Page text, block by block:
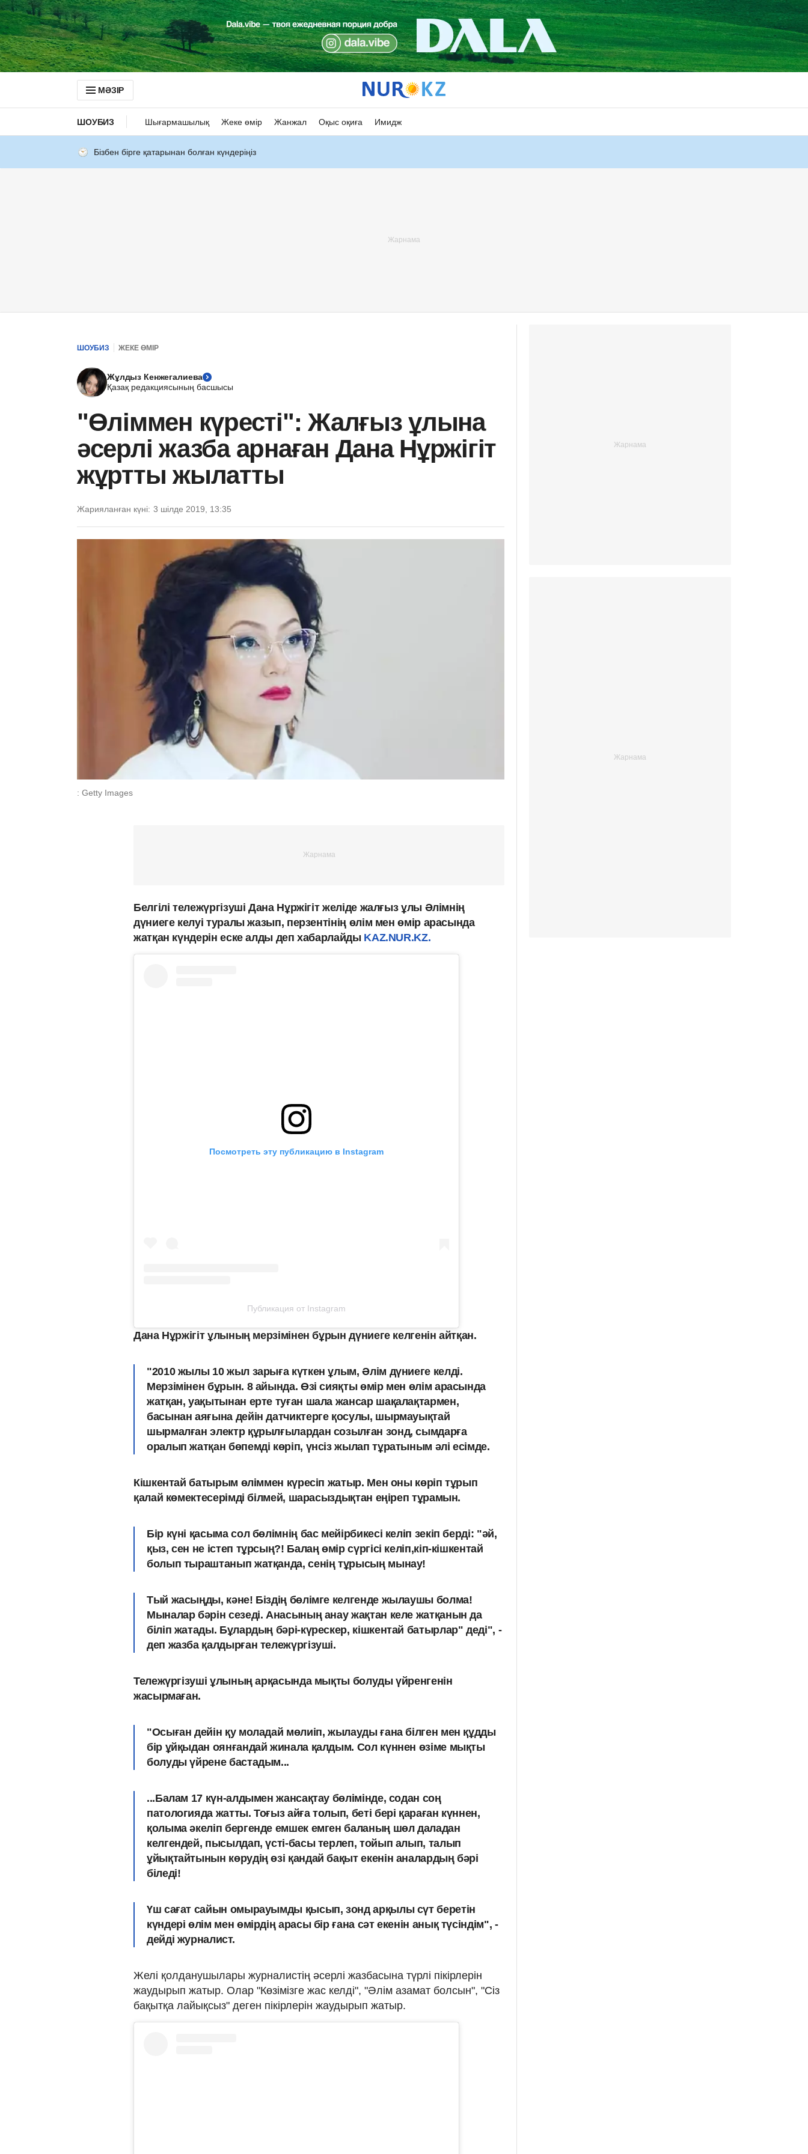
МӘЗІР
ШОУБИЗ Шығармашылық Жеке өмір Жанжал Оқыс оқиға Имидж
Бізбен бірге қатарынан болған күндеріңіз
ШОУБИЗ ЖЕКЕ ӨМІР
Жұлдыз Кенжегалиева
Қазақ редакциясының басшысы
"Өліммен күресті": Жалғыз ұлына
әсерлі жазба арнаған Дана Нұржігіт
жұртты жылатты
Жарияланған күні: 3 шілде 2019, 13:35
: Getty Images
Белгілі тележүргізуші Дана Нұржігіт желіде жалғыз ұлы Әлімнің
дүниеге келуі туралы жазып, перзентінің өлім мен өмір арасында
жатқан күндерін еске алды деп хабарлайды KAZ.NUR.KZ.
Посмотреть эту публикацию в Instagram
Публикация от Instagram
Дана Нұржігіт ұлының мерзімінен бұрын дүниеге келгенін айтқан.
"2010 жылы 10 жыл зарыға күткен ұлым, Әлім дүниеге келді.
Мерзімінен бұрын. 8 айында. Өзі сияқты өмір мен өлім арасында
жатқан, уақытынан ерте туған шала жансар шақалақтармен,
басынан аяғына дейін датчиктерге қосулы, шырмауықтай
шырмалған электр құрылғылардан созылған зонд, сымдарға
оралып жатқан бөпемді көріп, үнсіз жылап тұратыным әлі есімде.
Кішкентай батырым өліммен күресіп жатыр. Мен оны көріп тұрып
қалай көмектесерімді білмей, шарасыздықтан еңіреп тұрамын.
Бір күні қасыма сол бөлімнің бас мейірбикесі келіп зекіп берді: "әй,
қыз, сен не істеп тұрсың?! Балаң өмір сүргісі келіп,кіп-кішкентай
болып тыраштанып жатқанда, сенің тұрысың мынау!
Тый жасыңды, кәне! Біздің бөлімге келгенде жылаушы болма!
Мыналар бәрін сезеді. Анасының анау жақтан келе жатқанын да
біліп жатады. Бұлардың бәрі-күрескер, кішкентай батырлар" деді", -
деп жазба қалдырған тележүргізуші.
Тележүргізуші ұлының арқасында мықты болуды үйренгенін
жасырмаған.
"Осыған дейін қу моладай мөлиіп, жылауды ғана білген мен құдды
бір ұйқыдан оянғандай жинала қалдым. Сол күннен өзіме мықты
болуды үйрене бастадым...
...Балам 17 күн-алдымен жансақтау бөлімінде, содан соң
патологияда жатты. Тоғыз айға толып, беті бері қараған күннен,
қолыма әкеліп бергенде емшек емген баланың шөл даладан
келгендей, пысылдап, үсті-басы терлеп, тойып алып, талып
ұйықтайтынын көрудің өзі қандай бақыт екенін аналардың бәрі
біледі!
Үш сағат сайын омырауымды қысып, зонд арқылы сүт беретін
күндері өлім мен өмірдің арасы бір ғана сәт екенін анық түсіндім", -
дейді журналист.
Желі қолданушылары журналистің әсерлі жазбасына түрлі пікірлерін
жаудырып жатыр. Олар "Көзімізге жас келді", "Әлім азамат болсын", "Сіз
бақытқа лайықсыз" деген пікірлерін жаудырып жатыр.